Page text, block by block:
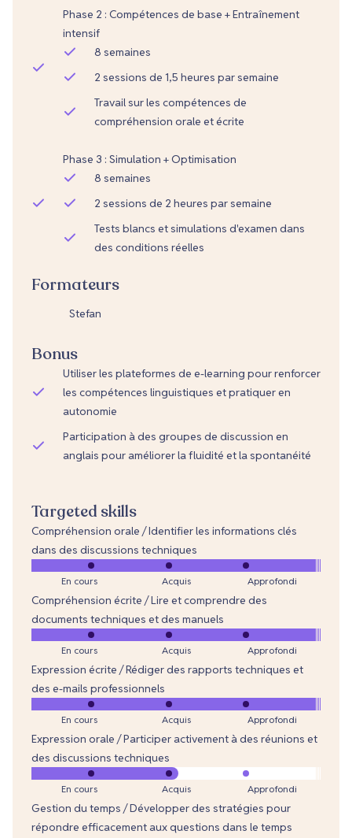
Phase 2 : Compétences de base + Entraînement
intensif
8 semaines
2 sessions de 1,5 heures par semaine
Travail sur les compétences de
compréhension orale et écrite
Phase 3 : Simulation + Optimisation
8 semaines
2 sessions de 2 heures par semaine
Tests blancs et simulations d'examen dans
des conditions réelles
Formateurs
Stefan
Bonus
Utiliser les plateformes de e-learning pour renforcer
les compétences linguistiques et pratiquer en
autonomie
Participation à des groupes de discussion en
anglais pour améliorer la fluidité et la spontanéité
Targeted skills
Compréhension orale / Identifier les informations clés
dans des discussions techniques
En cours Acquis Approfondi
Compréhension écrite / Lire et comprendre des
documents techniques et des manuels
En cours Acquis Approfondi
Expression écrite / Rédiger des rapports techniques et
des e-mails professionnels
En cours Acquis Approfondi
Expression orale / Participer activement à des réunions et
des discussions techniques
En cours Acquis Approfondi
Gestion du temps / Développer des stratégies pour
répondre efficacement aux questions dans le temps